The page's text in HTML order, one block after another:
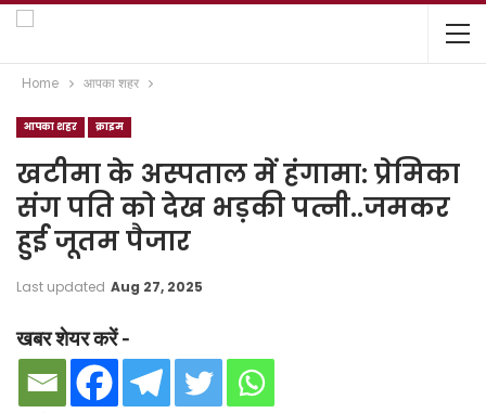
Home आपका शहर
आपका शहर क्राइम
खटीमा के अस्पताल में हंगामा: प्रेमिका
संग पति को देख भड़की पत्नी..जमकर
हुई जूतम पैजार
Last updated Aug 27, 2025
खबर शेयर करें -